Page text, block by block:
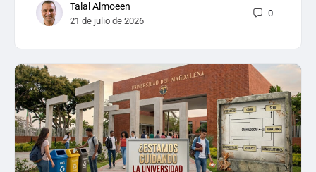
Talal Almoeen
21 de julio de 2026
0